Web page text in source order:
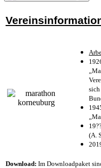
(A.
Download: Im Downloadpaket